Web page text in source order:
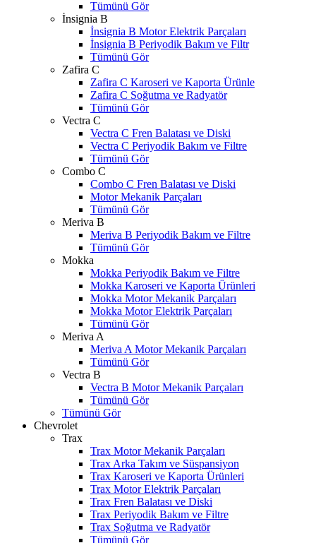
Tümünü Gör
İnsignia B
İnsignia B Motor Elektrik Parçaları
İnsignia B Periyodik Bakım ve Filtr
Tümünü Gör
Zafira C
Zafira C Karoseri ve Kaporta Ürünle
Zafira C Soğutma ve Radyatör
Tümünü Gör
Vectra C
Vectra C Fren Balatası ve Diski
Vectra C Periyodik Bakım ve Filtre
Tümünü Gör
Combo C
Combo C Fren Balatası ve Diski
Motor Mekanik Parçaları
Tümünü Gör
Meriva B
Meriva B Periyodik Bakım ve Filtre
Tümünü Gör
Mokka
Mokka Periyodik Bakım ve Filtre
Mokka Karoseri ve Kaporta Ürünleri
Mokka Motor Mekanik Parçaları
Mokka Motor Elektrik Parçaları
Tümünü Gör
Meriva A
Meriva A Motor Mekanik Parçaları
Tümünü Gör
Vectra B
Vectra B Motor Mekanik Parçaları
Tümünü Gör
Tümünü Gör
Chevrolet
Trax
Trax Motor Mekanik Parçaları
Trax Arka Takım ve Süspansiyon
Trax Karoseri ve Kaporta Ürünleri
Trax Motor Elektrik Parçaları
Trax Fren Balatası ve Diski
Trax Periyodik Bakım ve Filtre
Trax Soğutma ve Radyatör
Tümünü Gör